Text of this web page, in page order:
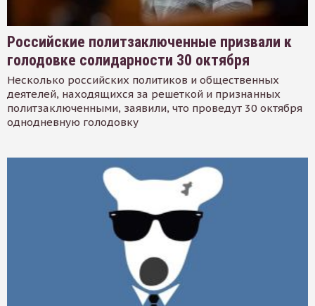
Российские политзаключенные призвали к
голодовке солидарности 30 октября
Несколько российских политиков и общественных
деятелей, находящихся за решеткой и признанных
политзаключенными, заявили, что проведут 30 октября
однодневную голодовку